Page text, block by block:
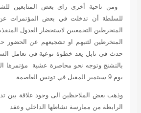
ومن ناحية أخرى راى بعض المتابعين
للسلطة أن تدخلت في بعض المؤتمرات
المنخرطين التجمعيين لاستحضار العدول
المنخرطين لثنبهم او تشجيعهم عن
حدث في نابل يعد خطوة نوعية في تعامل
بالتشنج وتوجه نحو محاصرة عشية مؤتمرها
يوم 9 سبتمبر المقبل في تونس العاصمة.
وذهب بعض الملاحظين الى وجود علاقة بين
الرابطة من ممارسة نشاطها الداخلي وعقد